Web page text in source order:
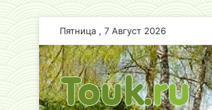
Пятница , 7 Август 2026